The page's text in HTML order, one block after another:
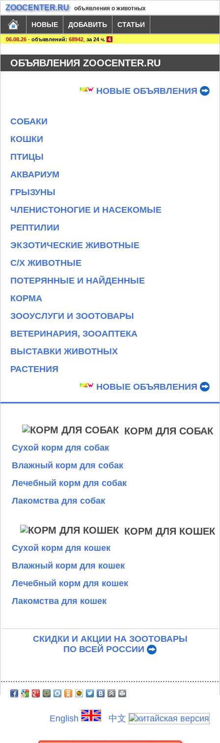
ZOOCENTER.RU объявления о животных
НОВЫЕ ДОБАВИТЬ СТАТЬИ
06.08.26 - объявлений: 68942 за 24 ч. 4
ОБЪЯВЛЕНИЯ ZOOCENTER.RU
НОВЫЕ ОБЪЯВЛЕНИЯ
СОБАКИ
КОШКИ
ПТИЦЫ
АКВАРИУМ
ГРЫЗУНЫ
ЧЛЕНИСТОНОГИЕ И НАСЕКОМЫЕ
РЕПТИЛИИ
ЭКЗОТИЧЕСКИЕ ЖИВОТНЫЕ
С/Х ЖИВОТНЫЕ
ПОТЕРЯННЫЕ И НАЙДЕННЫЕ
КОРМА
ЗООУСЛУГИ И ЗООТОВАРЫ
ВЕТЕРИНАРИЯ, ЗООАПТЕКА
ВЫСТАВКИ ЖИВОТНЫХ
РАСТЕНИЯ
НОВЫЕ ОБЪЯВЛЕНИЯ
КОРМ ДЛЯ СОБАК
Сухой корм для собак
Влажный корм для собак
Лечебный корм для собак
Лакомства для собак
КОРМ ДЛЯ КОШЕК
Сухой корм для кошек
Влажный корм для кошек
Лечебный корм для кошек
Лакомства для кошек
СКИДКИ И АКЦИИ НА ЗООТОВАРЫ
ПО ВСЕЙ РОССИИ
English 中文